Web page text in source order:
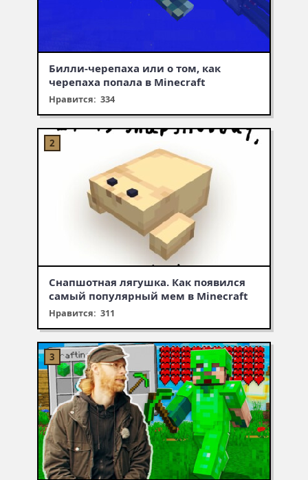
Билли-черепаха или о том, как
черепаха попала в Minecraft
Нравится: 334
Снапшотная лягушка. Как появился
самый популярный мем в Minecraft
Нравится: 311